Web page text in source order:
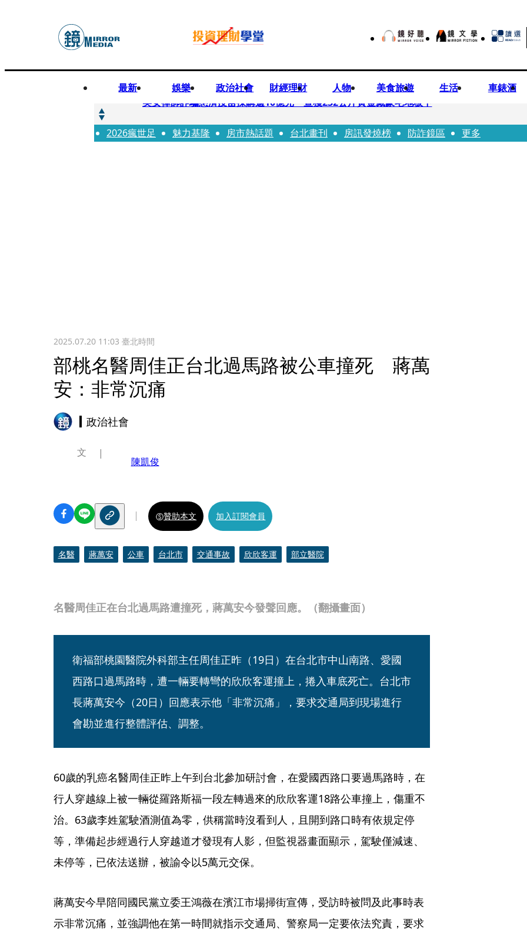
最新 娛樂 政治社會 財經理財 人物 美食旅遊 生活 車錶酒
快訊
美女律師詐騙慈濟疫苗採購逾10億元 查獲232公斤黃金藏豪宅地板下
快訊
才爆「皮克敏」爭議又來！柯文哲生日照撞《VOGUE》 陳智菡遭轟侵權急改圖
2026瘋世足 魅力基隆 房市熱話題 台北畫刊 房訊發燒榜 防詐鏡區 更多
2025.07.20 11:03 臺北時間
部桃名醫周佳正台北過馬路被公車撞死 蔣萬
安：非常沉痛
政治社會
名醫周佳正在台北過馬路遭撞死，蔣萬安今發聲回應。（翻攝畫面）
文
陳凱俊
贊助本文 加入訂閱會員
名醫 蔣萬安 公車 台北市 交通事故 欣欣客運 部立醫院
衛福部桃園醫院外科部主任周佳正昨（19日）在台北市中山南路、愛國
西路口過馬路時，遭一輛要轉彎的欣欣客運撞上，捲入車底死亡。台北市
長蔣萬安今（20日）回應表示他「非常沉痛」，要求交通局到現場進行
會勘並進行整體評估、調整。
60歲的乳癌名醫周佳正昨上午到台北參加研討會，在愛國西路口要過馬路時，在
行人穿越線上被一輛從羅路斯福一段左轉過來的欣欣客運18路公車撞上，傷重不
治。63歲李姓駕駛酒測值為零，供稱當時沒看到人，且開到路口時有依規定停
等，準備起步經過行人穿越道才發現有人影，但監視器畫面顯示，駕駛僅減速、
未停等，已依法送辦，被諭令以5萬元交保。
蔣萬安今早陪同國民黨立委王鴻薇在濱江市場掃街宣傳，受訪時被問及此事時表
示非常沉痛，並強調他在第一時間就指示交通局、警察局一定要依法究責，要求